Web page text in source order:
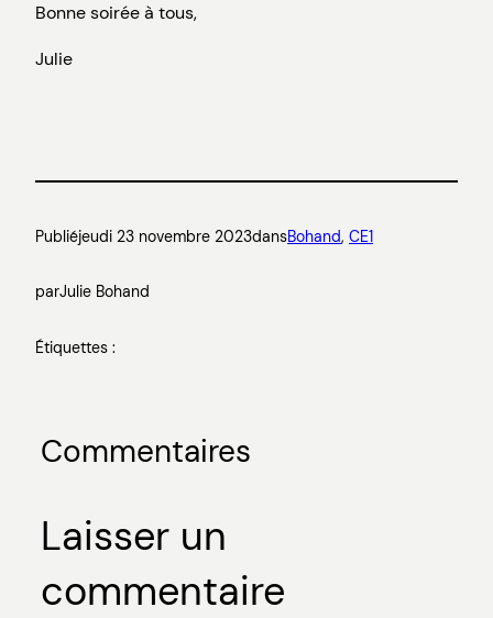
Bonne soirée à tous,
Julie
Publiéjeudi 23 novembre 2023dansBohand, CE1
parJulie Bohand
Étiquettes :
Commentaires
Laisser un
commentaire